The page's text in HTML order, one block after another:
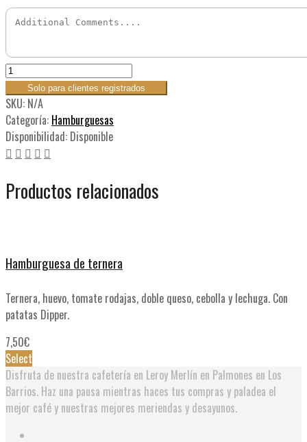
Solo para clientes registrados
SKU: N/A
Categoría: Hamburguesas
Disponibilidad: Disponible
Productos relacionados
Hamburguesa de ternera
Ternera, huevo, tomate rodajas, doble queso, cebolla y lechuga. Con
patatas Dipper.
7,50€
Select
Disfruta de nuestra cafetería en Leroy Merlín en Palmones en Los
Barrios. Haz una pausa mientras haces tus compras y paladea el
mejor café y nuestras mejores meriendas y desayunos.